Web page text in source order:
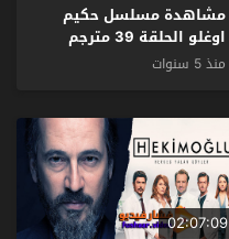
مشاهدة مسلسل حكيم
اوغلو الحلقة 39 مترجم
منذ 5 سنوات
02:07:09